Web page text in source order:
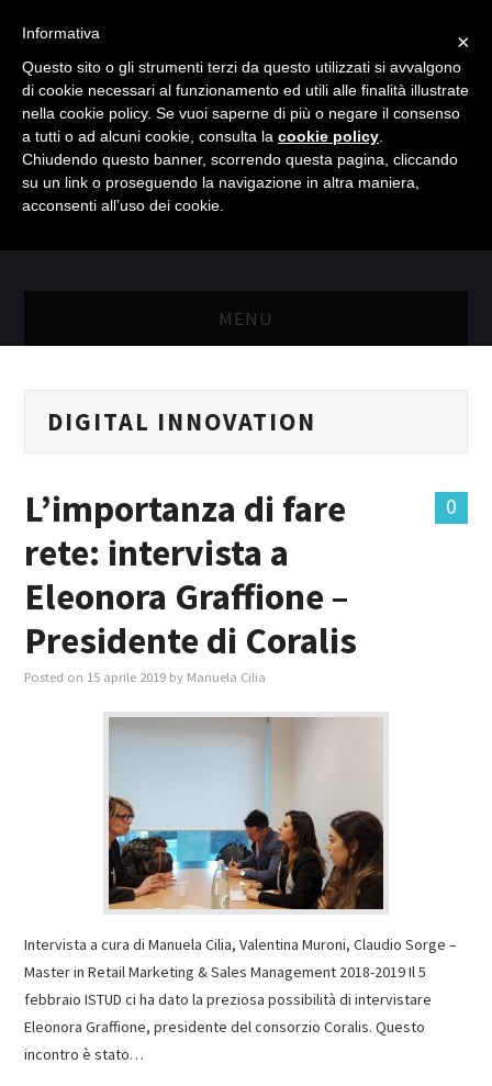
MENU
MASTER MARKETING & RETAIL
MASTER IN FOOD & BEVERAGE
GIURISTI IN AZIENDA
TUTTI
DIGITAL INNOVATION
0
L’importanza di fare
rete: intervista a
Eleonora Graffione –
Presidente di Coralis
Posted on 15 aprile 2019 by Manuela Cilia
Intervista a cura di Manuela Cilia, Valentina Muroni, Claudio Sorge –
Master in Retail Marketing & Sales Management 2018-2019 Il 5
febbraio ISTUD ci ha dato la preziosa possibilità di intervistare
Eleonora Graffione, presidente del consorzio Coralis. Questo
incontro è stato…
×
Informativa
Questo sito o gli strumenti terzi da questo utilizzati si avvalgono
di cookie necessari al funzionamento ed utili alle finalità illustrate
nella cookie policy. Se vuoi saperne di più o negare il consenso
a tutti o ad alcuni cookie, consulta la cookie policy
Chiudendo questo banner, scorrendo questa pagina, cliccando
su un link o proseguendo la navigazione in altra maniera,
acconsenti all’uso dei cookie.